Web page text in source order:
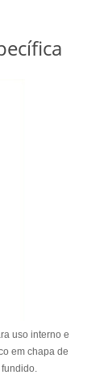
uso interno e
em chapa de